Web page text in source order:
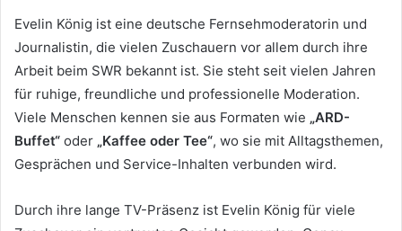
Evelin König ist eine deutsche Fernsehmoderatorin und
Journalistin, die vielen Zuschauern vor allem durch ihre
Arbeit beim SWR bekannt ist. Sie steht seit vielen Jahren
für ruhige, freundliche und professionelle Moderation.
Viele Menschen kennen sie aus Formaten wie „ARD-
Buffet“ oder „Kaffee oder Tee“, wo sie mit Alltagsthemen,
Gesprächen und Service-Inhalten verbunden wird.
Durch ihre lange TV-Präsenz ist Evelin König für viele